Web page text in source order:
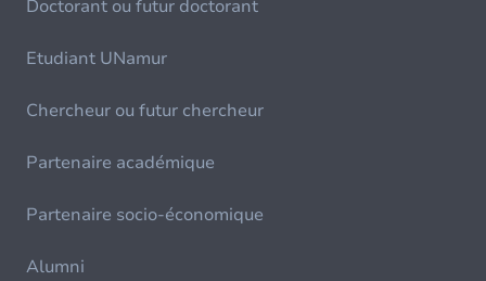
Doctorant ou futur doctorant
Etudiant UNamur
Chercheur ou futur chercheur
Partenaire académique
Partenaire socio-économique
Alumni